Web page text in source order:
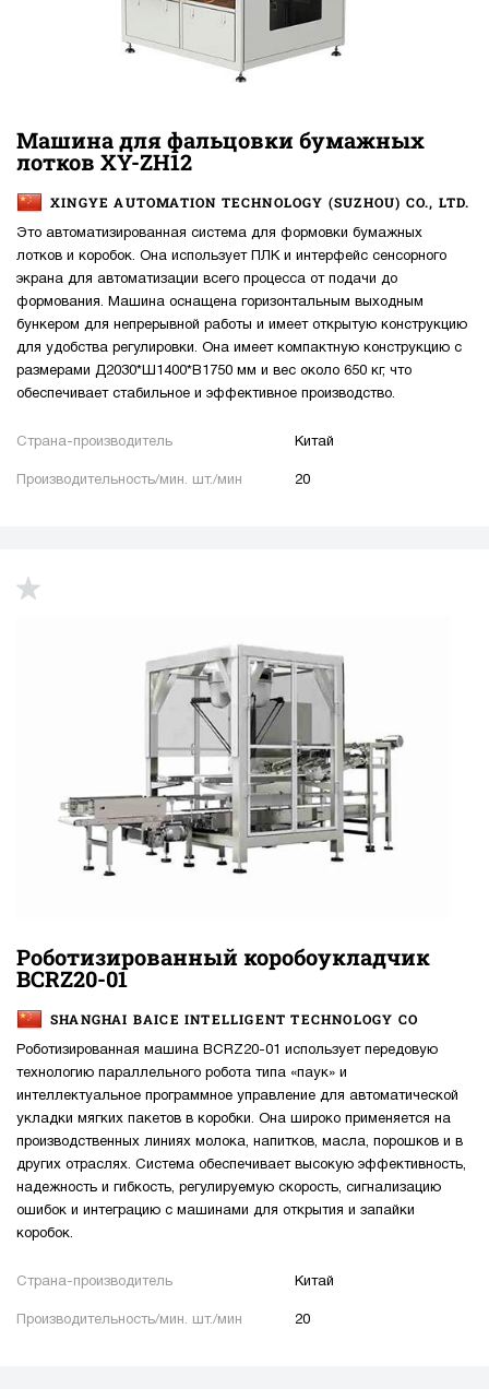
Машина для фальцовки бумажных
лотков XY-ZH12
XINGYE AUTOMATION TECHNOLOGY (SUZHOU) CO., LTD.
Это автоматизированная система для формовки бумажных
лотков и коробок. Она использует ПЛК и интерфейс сенсорного
экрана для автоматизации всего процесса от подачи до
формования. Машина оснащена горизонтальным выходным
бункером для непрерывной работы и имеет открытую конструкцию
для удобства регулировки. Она имеет компактную конструкцию с
размерами Д2030*Ш1400*В1750 мм и вес около 650 кг, что
обеспечивает стабильное и эффективное производство.
Страна-производитель Китай
Производительность/мин. шт./мин 20
Роботизированный коробоукладчик
BCRZ20-01
SHANGHAI BAICE INTELLIGENT TECHNOLOGY CO
Роботизированная машина BCRZ20-01 использует передовую
технологию параллельного робота типа «паук» и
интеллектуальное программное управление для автоматической
укладки мягких пакетов в коробки. Она широко применяется на
производственных линиях молока, напитков, масла, порошков и в
других отраслях. Система обеспечивает высокую эффективность,
надежность и гибкость, регулируемую скорость, сигнализацию
ошибок и интеграцию с машинами для открытия и запайки
коробок.
Страна-производитель Китай
Производительность/мин. шт./мин 20